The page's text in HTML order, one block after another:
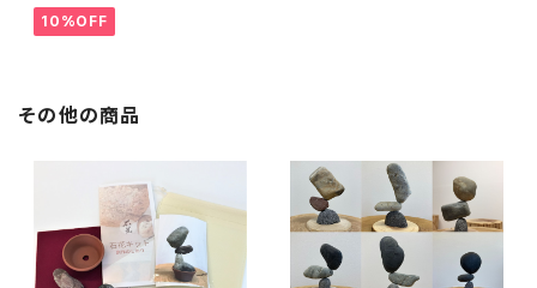
10%OFF
その他の商品